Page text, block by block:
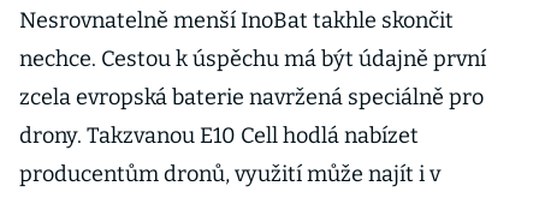
předjel
Superb, Elroq
také boduje
Nesrovnatelně menší InoBat takhle skončit
nechce. Cestou k úspěchu má být údajně první
zcela evropská baterie navržená speciálně pro
drony. Takzvanou E10 Cell hodlá nabízet
producentům dronů, využití může najít i v